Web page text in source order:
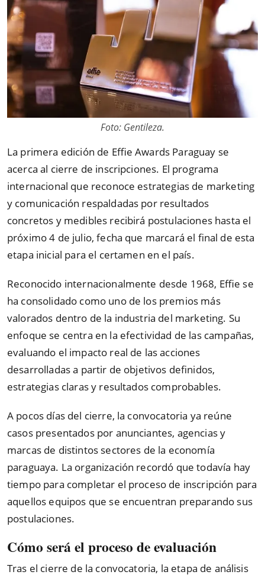
Foto: Gentileza.
La primera edición de Effie Awards Paraguay se
acerca al cierre de inscripciones. El programa
internacional que reconoce estrategias de marketing
y comunicación respaldadas por resultados
concretos y medibles recibirá postulaciones hasta el
próximo 4 de julio, fecha que marcará el final de esta
etapa inicial para el certamen en el país.
Reconocido internacionalmente desde 1968, Effie se
ha consolidado como uno de los premios más
valorados dentro de la industria del marketing. Su
enfoque se centra en la efectividad de las campañas,
evaluando el impacto real de las acciones
desarrolladas a partir de objetivos definidos,
estrategias claras y resultados comprobables.
A pocos días del cierre, la convocatoria ya reúne
casos presentados por anunciantes, agencias y
marcas de distintos sectores de la economía
paraguaya. La organización recordó que todavía hay
tiempo para completar el proceso de inscripción para
aquellos equipos que se encuentran preparando sus
postulaciones.
Cómo será el proceso de evaluación
Tras el cierre de la convocatoria, la etapa de análisis